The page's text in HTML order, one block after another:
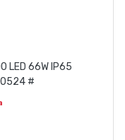
LED 66W IP65
#